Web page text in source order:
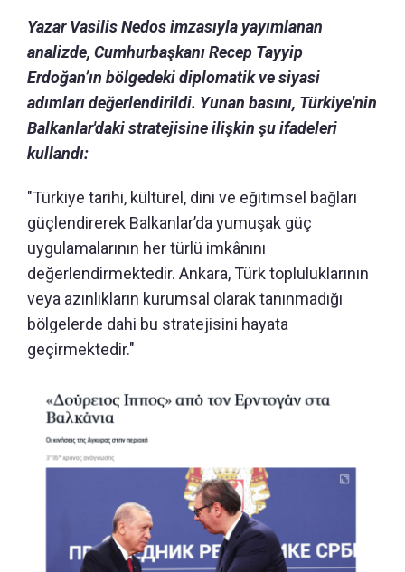
Yazar Vasilis Nedos imzasıyla yayımlanan
analizde, Cumhurbaşkanı Recep Tayyip
Erdoğan’ın bölgedeki diplomatik ve siyasi
adımları değerlendirildi. Yunan basını, Türkiye'nin
Balkanlar'daki stratejisine ilişkin şu ifadeleri
kullandı:
"Türkiye tarihi, kültürel, dini ve eğitimsel bağları
güçlendirerek Balkanlar’da yumuşak güç
uygulamalarının her türlü imkânını
değerlendirmektedir. Ankara, Türk topluluklarının
veya azınlıkların kurumsal olarak tanınmadığı
bölgelerde dahi bu stratejisini hayata
geçirmektedir."